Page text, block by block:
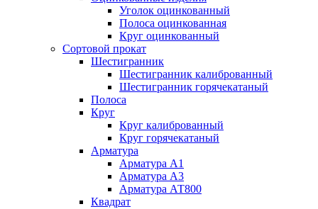
Уголок оцинкованный
Полоса оцинкованная
Круг оцинкованный
Сортовой прокат
Шестигранник
Шестигранник калиброванный
Шестигранник горячекатаный
Полоса
Круг
Круг калиброванный
Круг горячекатаный
Арматура
Арматура А1
Арматура А3
Арматура АТ800
Квадрат